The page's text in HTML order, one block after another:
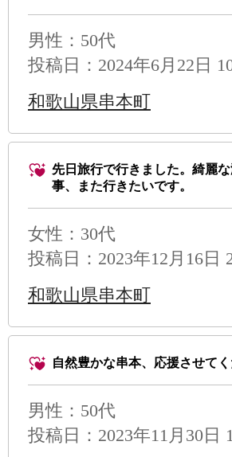
男性 ：50代
投稿日：2024年6月22日
和歌山県串本町
先日旅行で行きました。綺麗
事、また行きたいです。
女性：30代
投稿日：2023年12月16日
和歌山県串本町
自然豊かな串本、応援させてく
男性 ：50代
投稿日：2023年11月30日